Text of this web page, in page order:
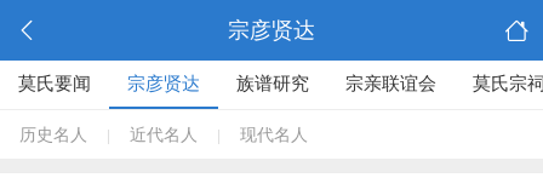
宗彦贤达
莫氏要闻 宗彦贤达 族谱研究 宗亲联谊会 莫氏宗
历史名人 近代名人 现代名人